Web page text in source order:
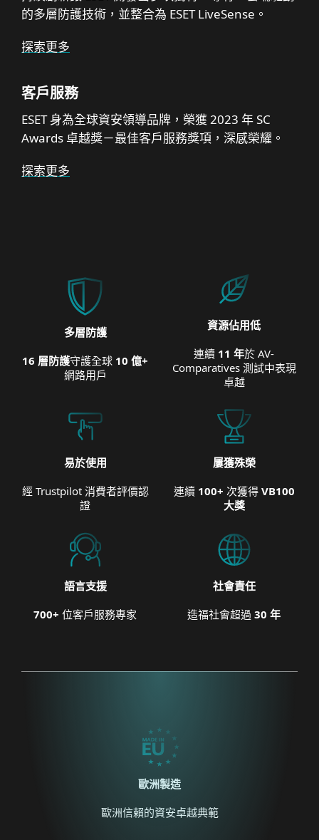
的多層防護技術，並整合為 ESET LiveSense。
探索更多
客戶服務
ESET 身為全球資安領導品牌，榮獲 2023 年 SC
Awards 卓越獎－最佳客戶服務獎項，深感榮耀。
探索更多
多層防護
16 層防護守護全球 10 億+
網路用戶
資源佔用低
連續 11 年於 AV-
Comparatives 測試中表現
卓越
易於使用
經 Trustpilot 消費者評價認
證
屢獲殊榮
連續 100+ 次獲得 VB100
大獎
語言支援
700+ 位客戶服務專家
社會責任
造福社會超過 30 年
歐洲製造
歐洲信賴的資安卓越典範